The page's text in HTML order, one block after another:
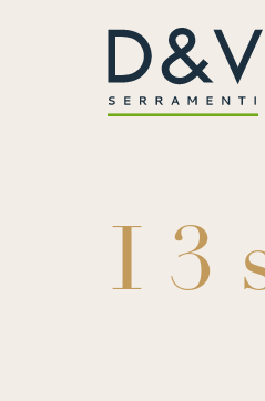
I 3